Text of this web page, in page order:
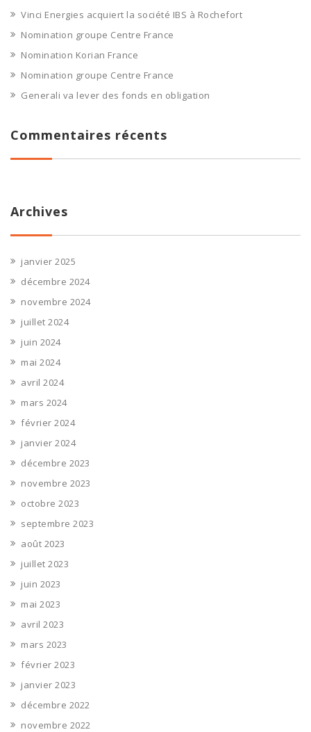
Vinci Energies acquiert la société IBS à Rochefort
Nomination groupe Centre France
Nomination Korian France
Nomination groupe Centre France
Generali va lever des fonds en obligation
Commentaires récents
Archives
janvier 2025
décembre 2024
novembre 2024
juillet 2024
juin 2024
mai 2024
avril 2024
mars 2024
février 2024
janvier 2024
décembre 2023
novembre 2023
octobre 2023
septembre 2023
août 2023
juillet 2023
juin 2023
mai 2023
avril 2023
mars 2023
février 2023
janvier 2023
décembre 2022
novembre 2022